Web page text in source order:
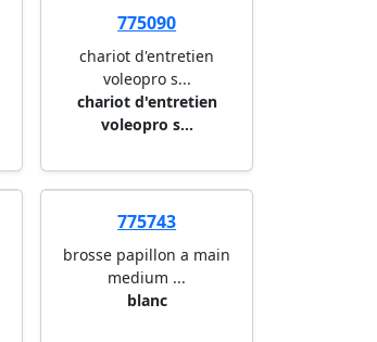
775090
chariot d'entretien
voleopro s...
chariot d'entretien
voleopro s...
775743
brosse papillon a main
medium ...
blanc